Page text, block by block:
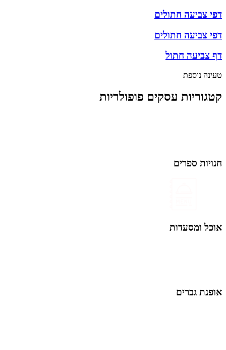
דפי צביעה חתולים
דפי צביעה חתולים
דף צביעה חתול
טעינה נוספת
קטגוריות עסקים פופולריות
חנויות ספרים
אוכל ומסעדות
אופנת גברים